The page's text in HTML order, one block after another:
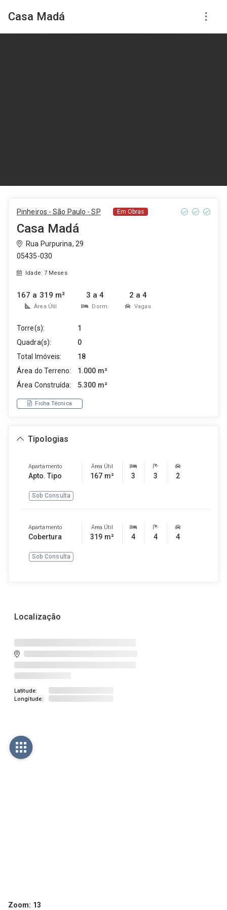
Casa Madá
Pinheiros - São Paulo - SP Em Obras
Casa Madá
Rua Purpurina, 29
05435-030
Idade: 7 Meses
167 a 319 m²
Área Útil
3 a 4
Dorm.
2 a 4
Vagas
Torre(s):
1
Quadra(s):
0
Total Imóveis:
18
Área do Terreno:
1.000 m²
Área Construída:
5.300 m²
Ficha Técnica
Tipologias
Apartamento
Apto. Tipo
Área Útil
167 m² 3 3 2
Sob Consulta
Apartamento
Cobertura
Área Útil
319 m² 4 4 4
Sob Consulta
Localização
Latitude:
Longitude:
Zoom: 13